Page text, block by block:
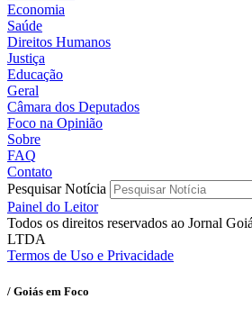
Economia
Saúde
Direitos Humanos
Justiça
Educação
Geral
Câmara dos Deputados
Foco na Opinião
Sobre
FAQ
Contato
Pesquisar Notícia
Painel do Leitor
Todos os direitos reservados ao Jornal
LTDA
Termos de Uso e Privacidade
/ Goiás em Foco